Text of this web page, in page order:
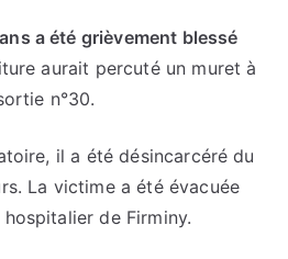
a été grièvement blessé
aurait percuté un muret à
n°30.
il a été désincarcéré du
La victime a été évacuée
de Firminy.